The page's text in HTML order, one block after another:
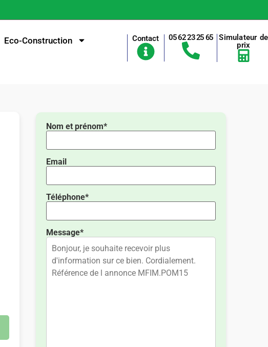
Eco-Construction Contact 05 62 23 25 65
Simulateur de
prix
Nom et prénom*
Email
Téléphone*
Message*